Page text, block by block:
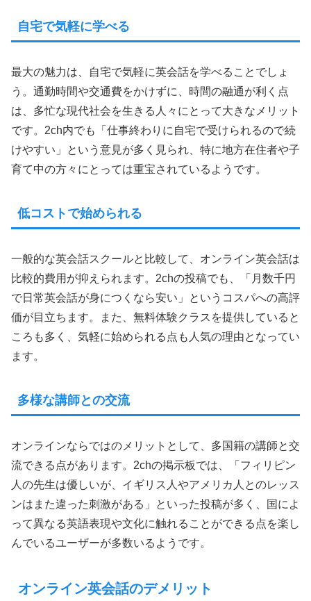
自宅で気軽に学べる
最大の魅力は、自宅で気軽に英会話を学べることでしょ
う。通勤時間や交通費をかけずに、時間の融通が利く点
は、多忙な現代社会を生きる人々にとって大きなメリット
です。2ch内でも「仕事終わりに自宅で受けられるので続
けやすい」という意見が多く見られ、特に地方在住者や子
育て中の方々にとっては重宝されているようです。
低コストで始められる
一般的な英会話スクールと比較して、オンライン英会話は
比較的費用が抑えられます。2chの投稿でも、「月数千円
で日常英会話が身につくなら安い」というコスパへの高評
価が目立ちます。また、無料体験クラスを提供していると
ころも多く、気軽に始められる点も人気の理由となってい
ます。
多様な講師との交流
オンラインならではのメリットとして、多国籍の講師と交
流できる点があります。2chの掲示板では、「フィリピン
人の先生は優しいが、イギリス人やアメリカ人とのレッス
ンはまた違った刺激がある」といった投稿が多く、国によ
って異なる英語表現や文化に触れることができる点を楽し
んでいるユーザーが多数いるようです。
オンライン英会話のデメリット